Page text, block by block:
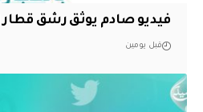
فيديو صادم يوثق رشق قطار
قبل يومين